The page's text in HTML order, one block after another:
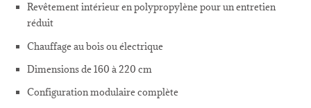
Revêtement intérieur en polypropylène pour un entretien
réduit
Chauffage au bois ou électrique
Dimensions de 160 à 220 cm
Configuration modulaire complète